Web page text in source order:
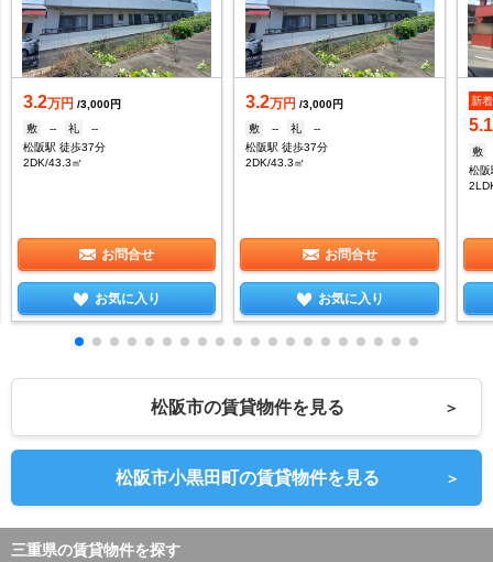
3.2万円 /3,000円
敷
-- 礼
--
松阪駅 徒歩37分
2DK/43.3㎡
お問合せ
お気に入り
3.2万円 /3,000円
敷
-- 礼
--
松阪駅 徒歩37分
2DK/43.3㎡
お問合せ
お気に入り
新着
敷
松阪市の賃貸物件を見る ＞
松阪市小黒田町の賃貸物件を見る ＞
三重県の賃貸物件を探す